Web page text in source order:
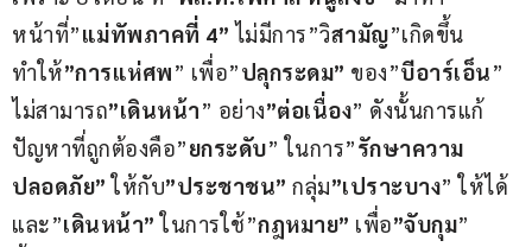
หน้าที่”แม่ทัพภาคที่ 4” ไม่มีการ”วิสามัญ”เกิดขึ้น
ทำให้”การแห่ศพ” เพื่อ”ปลุกระดม” ของ”บีอาร์เอ็น”
ไม่สามารถ”เดินหน้า” อย่าง”ต่อเนื่อง” ดังนั้นการแก้
ปัญหาที่ถูกต้องคือ”ยกระดับ” ในการ”รักษาความ
ปลอดภัย” ให้กับ”ประชาชน” กลุ่ม”เปราะบาง” ให้ได้
และ”เดินหน้า” ในการใช้”กฎหมาย” เพื่อ”จับกุม”